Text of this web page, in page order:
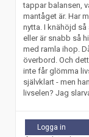
tappar balansen,
mantåget är. Har
nytta. I knähöjd
eller är snabb så
med ramla ihop.
överbord. Och
inte får glömma
självklart - men
livselen? Jag
Logga in